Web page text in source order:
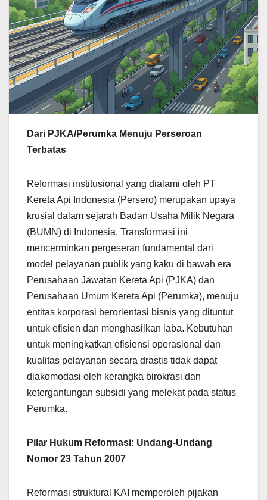
Dari PJKA/Perumka Menuju Perseroan
Terbatas
Reformasi institusional yang dialami oleh PT
Kereta Api Indonesia (Persero) merupakan upaya
krusial dalam sejarah Badan Usaha Milik Negara
(BUMN) di Indonesia. Transformasi ini
mencerminkan pergeseran fundamental dari
model pelayanan publik yang kaku di bawah era
Perusahaan Jawatan Kereta Api (PJKA) dan
Perusahaan Umum Kereta Api (Perumka), menuju
entitas korporasi berorientasi bisnis yang dituntut
untuk efisien dan menghasilkan laba. Kebutuhan
untuk meningkatkan efisiensi operasional dan
kualitas pelayanan secara drastis tidak dapat
diakomodasi oleh kerangka birokrasi dan
ketergantungan subsidi yang melekat pada status
Perumka.
Pilar Hukum Reformasi: Undang-Undang
Nomor 23 Tahun 2007
Reformasi struktural KAI memperoleh pijakan